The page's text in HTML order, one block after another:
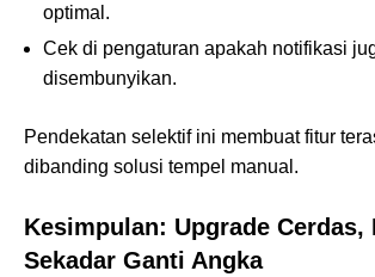
optimal.
Cek di pengaturan apakah notifikasi
disembunyikan.
Pendekatan selektif ini membuat fitur
dibanding solusi tempel manual.
Kesimpulan: Upgrade Cerdas,
Sekadar Ganti Angka